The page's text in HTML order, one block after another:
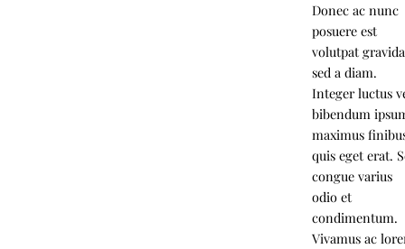
Donec ac nunc
posuere est
volutpat gravida
sed a diam.
Integer luctus
bibendum
maximus
quis eget erat.
congue varius
odio et
condimentum.
Vivamus ac